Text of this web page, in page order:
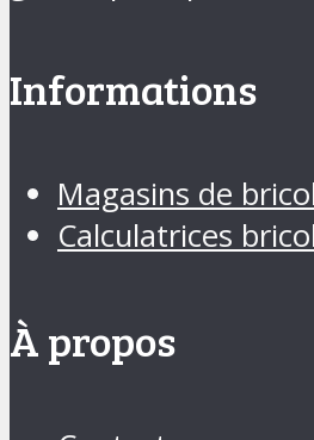
Informations
Magasins de
Calculatrices
À propos